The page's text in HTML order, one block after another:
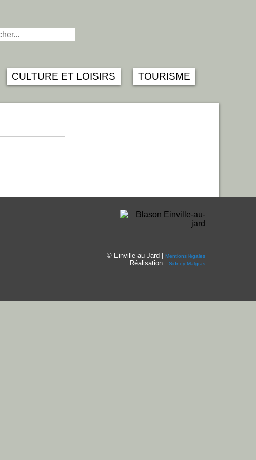
CULTURE ET LOISIRS
TOURISME
© Einville-au-Jard |Mentions légales
Réalisation :Sidney Malgras